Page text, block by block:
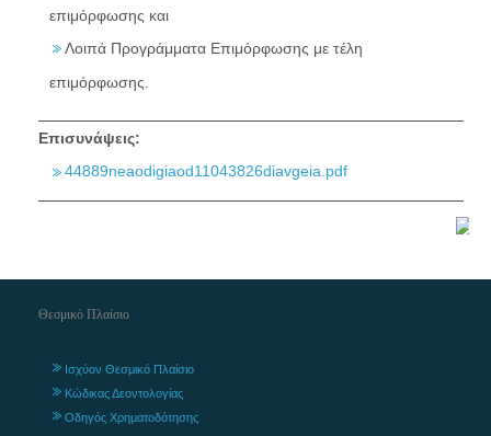
επιμόρφωσης και
Λοιπά Προγράμματα Επιμόρφωσης με τέλη
επιμόρφωσης.
Επισυνάψεις:
44889neaodigiaod11043826diavgeia.pdf
Θεσμικό Πλαίσιο
Ισχύον Θεσμικό Πλαίσιο
Κώδικας Δεοντολογίας
Οδηγός Χρηματοδότησης